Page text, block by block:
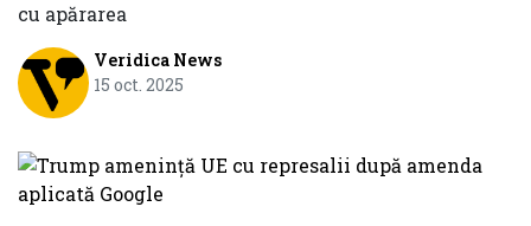
cu apărarea
Veridica News
15 oct. 2025